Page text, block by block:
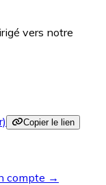
vers notre
Copier le lien
compte →